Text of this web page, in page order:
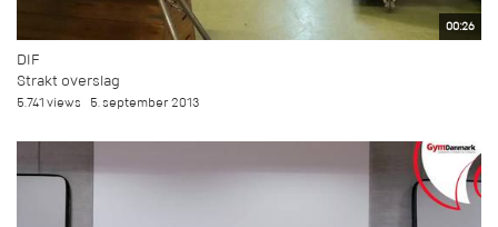
00:26
DIF
Strakt overslag
5.741 views 5. september 2013